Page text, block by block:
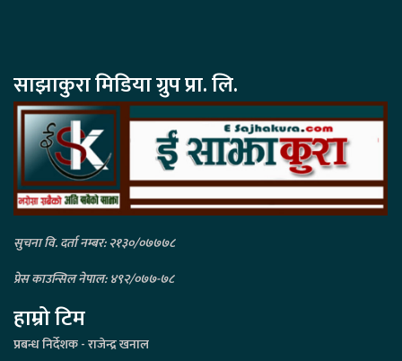
साझाकुरा मिडिया ग्रुप प्रा. लि.
सुचना वि. दर्ता नम्बर: २१३०/०७७७८
प्रेस काउन्सिल नेपाल: ४९२/०७७-७८
हाम्रो टिम
प्रबन्ध निर्देशक - राजेन्द्र खनाल